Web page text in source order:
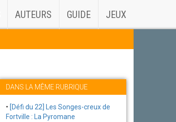
AUTEURS GUIDE JEUX
DANS LA MÊME RUBRIQUE
• [Défi du 22] Les Songes-creux de
Fortville : La Pyromane